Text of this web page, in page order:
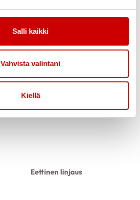
Salli kaikki
Vahvista valintani
Kiellä
Yhteystiedot
Eettinen linjaus